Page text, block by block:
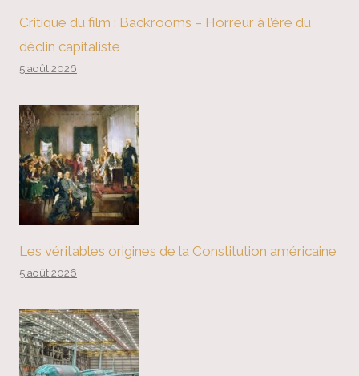
Critique du film : Backrooms – Horreur à l’ère du
déclin capitaliste
5 août 2026
Les véritables origines de la Constitution américaine
5 août 2026